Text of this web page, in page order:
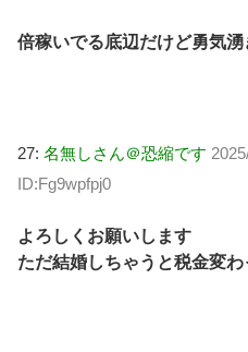
倍稼いでる底辺だけど勇気湧
27: 名無しさん＠恐縮です
ID:Fg9wpfpj0
よろしくお願いします
ただ結婚しちゃうと税金変わ